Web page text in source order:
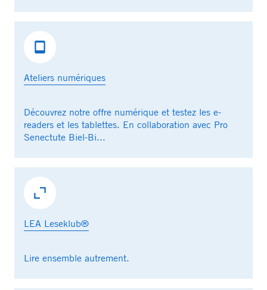
Ateliers numériques
Découvrez notre offre numérique et testez les e-
readers et les tablettes. En collaboration avec Pro
Senectute Biel-Bi...
LEA Leseklub®
Lire ensemble autrement.